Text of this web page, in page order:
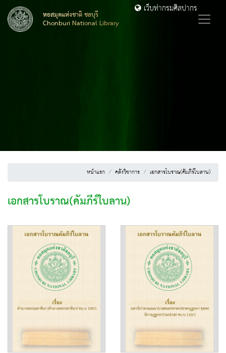
หอสมุดแห่งชาติ ชลบุรี
Chonburi National Library
เว็บท่ากรมศิลปากร
หน้าแรก คลังวิชาการ เอกสารโบราณ(คัมภีร์ใบลาน)
เอกสารโบราณ(คัมภีร์ใบลาน)